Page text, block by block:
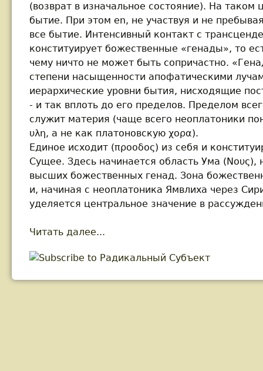
(возврат в изначальное состояние). На таком
бытие. При этом en, не участвуя и не
все бытие. Интенсивный контакт с
конституирует божественные «генады», то
чему ничто не может быть сопричастно.
степени насыщенности апофатическими
иерархические уровни бытия, нисходящие
- и так вплоть до его пределов. Пределом
служит материя (чаще всего неоплатоники
υλη, а не как платоновскую χορα).
Единое исходит (προοδος) из себя и
Сущее. Здесь начинается область Ума (Νους),
высших божественных генад. Зона
и, начиная с неоплатоника Ямвлиха через
уделяется центральное значение в
Читать далее...